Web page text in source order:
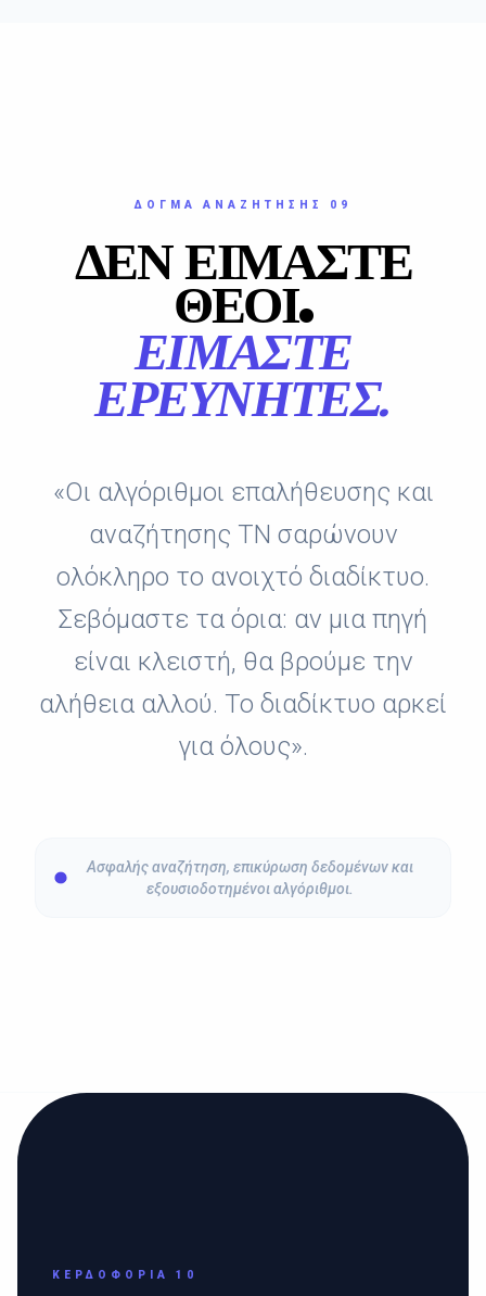
ΔΌΓΜΑ ΑΝΑΖΉΤΗΣΗΣ 09
ΔΕΝ ΕΊΜΑΣΤΕ
ΘΕΟΊ.
ΕΊΜΑΣΤΕ
ΕΡΕΥΝΗΤΈΣ.
«Οι αλγόριθμοι επαλήθευσης και
αναζήτησης ΤΝ σαρώνουν
ολόκληρο το ανοιχτό διαδίκτυο.
Σεβόμαστε τα όρια: αν μια πηγή
είναι κλειστή, θα βρούμε την
αλήθεια αλλού. Το διαδίκτυο αρκεί
για όλους».
Ασφαλής αναζήτηση, επικύρωση δεδομένων και
εξουσιοδοτημένοι αλγόριθμοι.
ΚΕΡΔΟΦΟΡΊΑ 10